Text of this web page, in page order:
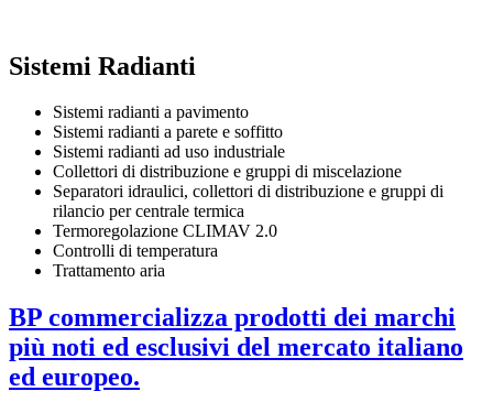
Sistemi Radianti
Sistemi radianti a pavimento
Sistemi radianti a parete e soffitto
Sistemi radianti ad uso industriale
Collettori di distribuzione e gruppi di miscelazione
Separatori idraulici, collettori di distribuzione e gruppi di
rilancio per centrale termica
Termoregolazione CLIMAV 2.0
Controlli di temperatura
Trattamento aria
BP commercializza prodotti dei marchi
più noti ed esclusivi del mercato italiano
ed europeo.